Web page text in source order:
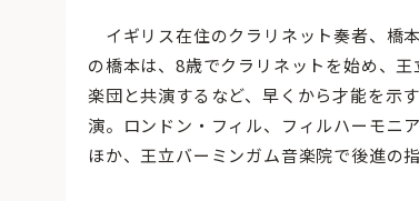
イギリス在住のクラリネット奏者、橋
の橋本は、8歳でクラリネットを始め、
楽団と共演するなど、早くから才能を示
演。ロンドン・フィル、フィルハーモニ
ほか、王立バーミンガム音楽院で後進の